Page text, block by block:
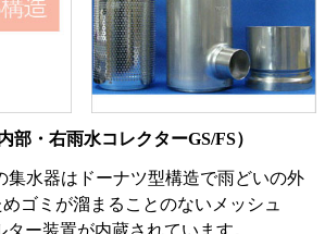
部・右雨水コレクターGS/FS）
集水器はドーナツ型構造で雨どいの外
ゴミが溜まることのないメッシュ